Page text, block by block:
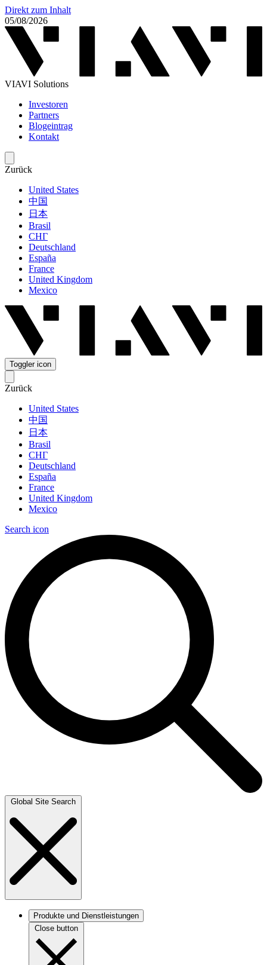
Direkt zum Inhalt
05/08/2026
VIAVI Solutions
Investoren
Partners
Blogeintrag
Kontakt
Zurück
United States
中国
日本
Brasil
СНГ
Deutschland
España
France
United Kingdom
Mexico
Toggler icon
Zurück
United States
中国
日本
Brasil
СНГ
Deutschland
España
France
United Kingdom
Mexico
Search icon
Global Site Search
Produkte und Dienstleistungen
Close button